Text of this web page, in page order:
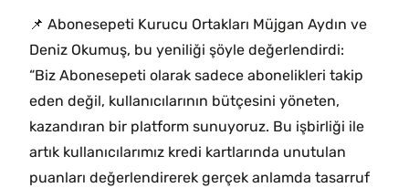
📌 Abonesepeti Kurucu Ortakları Müjgan Aydın ve
Deniz Okumuş, bu yeniliği şöyle değerlendirdi:
“Biz Abonesepeti olarak sadece abonelikleri takip
eden değil, kullanıcılarının bütçesini yöneten,
kazandıran bir platform sunuyoruz. Bu işbirliği ile
artık kullanıcılarımız kredi kartlarında unutulan
puanları değerlendirerek gerçek anlamda tasarruf